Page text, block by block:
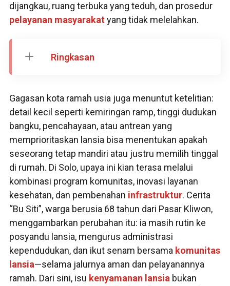
dijangkau, ruang terbuka yang teduh, dan prosedur
pelayanan masyarakat yang tidak melelahkan.
Ringkasan
Gagasan kota ramah usia juga menuntut ketelitian:
detail kecil seperti kemiringan ramp, tinggi dudukan
bangku, pencahayaan, atau antrean yang
memprioritaskan lansia bisa menentukan apakah
seseorang tetap mandiri atau justru memilih tinggal
di rumah. Di Solo, upaya ini kian terasa melalui
kombinasi program komunitas, inovasi layanan
kesehatan, dan pembenahan infrastruktur. Cerita
“Bu Siti”, warga berusia 68 tahun dari Pasar Kliwon,
menggambarkan perubahan itu: ia masih rutin ke
posyandu lansia, mengurus administrasi
kependudukan, dan ikut senam bersama komunitas
lansia—selama jalurnya aman dan pelayanannya
ramah. Dari sini, isu kenyamanan lansia bukan